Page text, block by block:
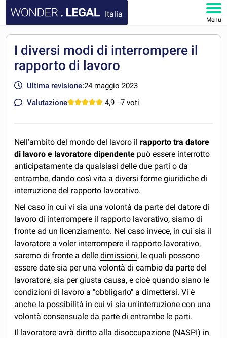
Italia
Menu
DOCUMENTI
FAQ
I diversi modi di interrompere il
rapporto di lavoro
Ultima revisione:24 maggio 2023
Valutazione
4,9 - 7 voti
Nell'ambito del mondo del lavoro ilrapporto tra datore
di lavoro e lavoratore dipendente può essere interrotto
anticipatamente da qualsiasi delle due parti o da
entrambe, dando così vita a diversi forme giuridiche di
interruzione del rapporto lavorativo.
Nel caso in cui vi sia una volontà da parte del datore di
lavoro di interrompere il rapporto lavorativo, siamo di
fronte ad un licenziamento. Nel caso invece, in cui sia il
lavoratore a voler interrompere il rapporto lavorativo,
saremo di fronte a delledimissioni, le quali possono
essere date sia per una volontà di cambio da parte del
lavoratore, sia per giusta causa, e cioè quando siano le
condizioni di lavoro a "obbligarlo" a dimettersi. Vi è
anche la possibilità in cui vi sia un'interruzione con una
volontà consensuale da parte di entrambe le parti.
Il lavoratore avrà diritto alla disoccupazione (NASPI) in